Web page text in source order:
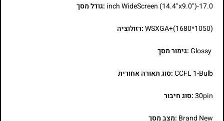
17.0-inch WideScreen (14.4"x9.0") :גודל מסך
WSXGA+(1680*1050):רזולוציה
Glossy:גימור מסך
CCFL 1-Bulb:סוג תאורה אחורית
30pin:סוג חיבור
Brand New :מצב מסך